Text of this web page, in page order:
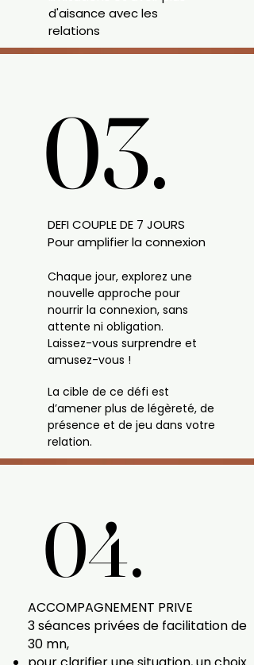
d'aisance avec les
relations
03.
03.
DEFI COUPLE DE 7 JOURS
Pour amplifier la connexion
Chaque jour, explorez une
nouvelle approche pour
nourrir la connexion, sans
attente ni obligation.
Laissez-vous surprendre et
amusez-vous !
La cible de ce défi est
d’amener plus de légèreté, de
présence et de jeu dans votre
relation.
04.
04.
ACCOMPAGNEMENT PRIVE
3 séances privées de facilitation de
30 mn,